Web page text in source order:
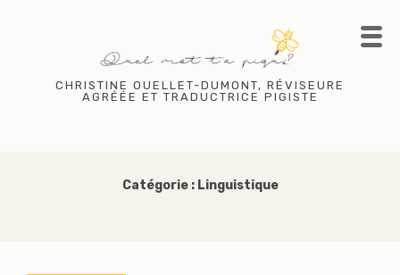
CHRISTINE OUELLET-DUMONT, RÉVISEURE
AGRÉÉE ET TRADUCTRICE PIGISTE
Catégorie : Linguistique